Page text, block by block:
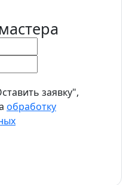
заявку",
обработку